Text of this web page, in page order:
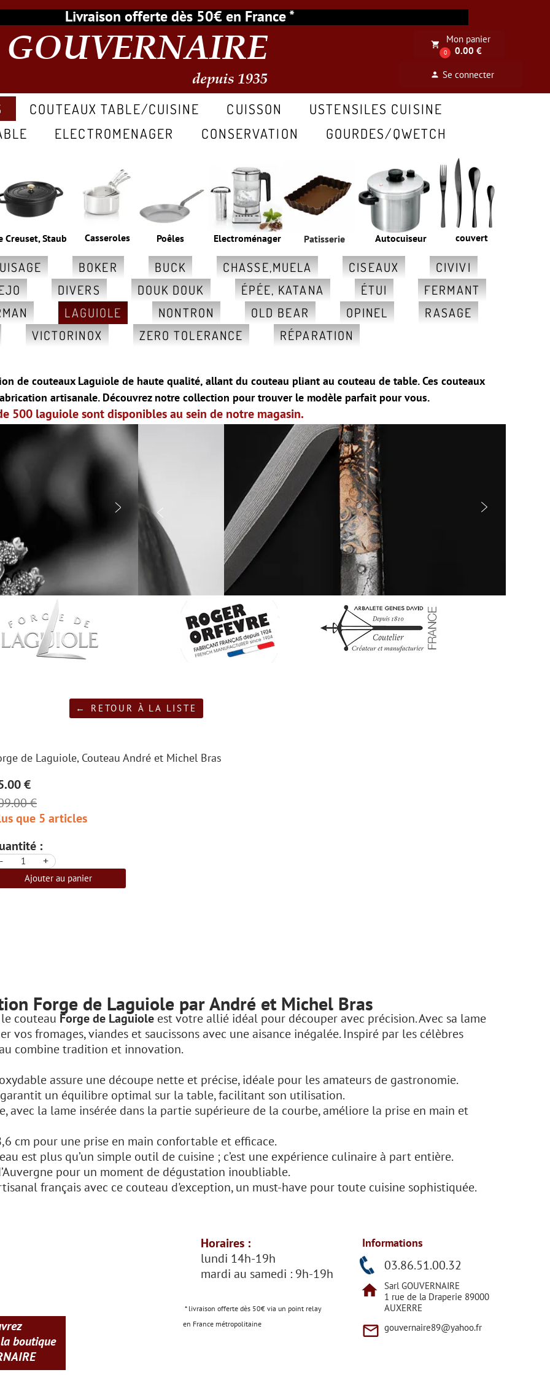
GOUVERNAIRE
depuis 1935
home Sarl GOUVERNAIRE
1 rue de la Draperie 89000
AUXERRE
gouvernaire89@yahoo.fr
Informations
mail_outline
BOKER BUCK CHASSE,MUELA CISEAUX
CIVIVI
DIVERS DOUK DOUK ÉPÉE, KATANA ÉTUI
FERMANT
LAGUIOLE NONTRON OLD BEAR OPINEL
RASAGE
VICTORINOX ZERO TOLERANCE RÉPARATION
person Se connecter
couvert
Creuset, Staub Electroménager
Poêles
Casseroles
Horaires :
lundi 14h-19h
mardi au samedi : 9h-19h
COUTEAUX TABLE/CUISINE CUISSON
USTENSILES CUISINE
ELECTROMENAGER CONSERVATION GOURDES/QWETCH
local_grocery_store
0
Mon panier
0.00 €
Livraison offerte dès 50€ en France *
* livraison offerte dès 50€ via un point relay
en France métropolitaine
Patisserie Autocuiseur
03.86.51.00.32
boutique
de couteaux Laguiole de haute qualité, allant du couteau pliant au couteau de table. Ces couteaux
artisanale. Découvrez notre collection pour trouver le modèle parfait pour vous.
500 laguiole sont disponibles au sein de notre magasin.
  
← RETOUR À LA LISTE
de Laguiole, Couteau André et Michel Bras
€
€
que 5 articles
:
- +
Ajouter au panier
Forge de Laguiole par André et Michel Bras
couteau Forge de Laguiole est votre allié idéal pour découper avec précision. Avec sa lame
fromages, viandes et saucissons avec une aisance inégalée. Inspiré par les célèbres
combine tradition et innovation.
assure une découpe nette et précise, idéale pour les amateurs de gastronomie.
garantit un équilibre optimal sur la table, facilitant son utilisation.
avec la lame insérée dans la partie supérieure de la courbe, améliore la prise en main et
cm pour une prise en main confortable et efficace.
est plus qu’un simple outil de cuisine ; c’est une expérience culinaire à part entière.
pour un moment de dégustation inoubliable.
français avec ce couteau d'exception, un must-have pour toute cuisine sophistiquée.